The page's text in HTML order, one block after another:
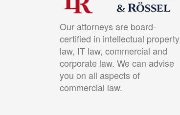
Our attorneys are board-
certified in intellectual property
law, IT law, commercial and
corporate law. We can advise
you on all aspects of
commercial law.